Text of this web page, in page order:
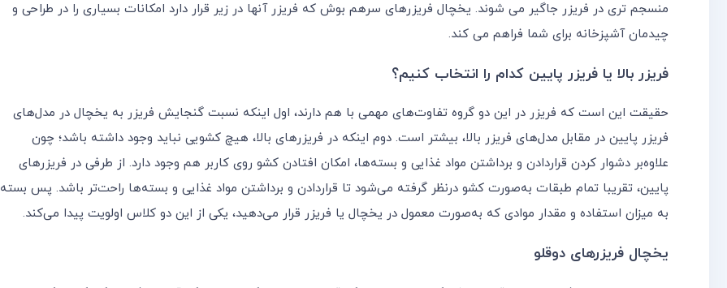
منسجم تری در فریزر جاگیر می شوند. یخچال فریزرهای سرهم بوش که فریزر آنها در زیر قرار دارد امکانات بسیاری را در طراحی و
چیدمان آشپزخانه برای شما فراهم می کند.
فریزر بالا یا فریزر پایین کدام را انتخاب کنیم؟
حقیقت این است که فریزر در این دو گروه تفاوت‌های مهمی با هم دارند، اول اینکه نسبت گنجایش فریزر به یخچال در مدل‌های
فریزر پایین در مقابل مدل‌های فریزر بالا، بیشتر است. دوم اینکه در فریزرهای بالا، هیچ کشویی نباید وجود داشته باشد؛ چون
علاوه‌بر دشوار کردن قراردادن و برداشتن مواد غذایی و بسته‌ها، امکان افتادن کشو روی کاربر هم وجود دارد. از طرفی در فریزرهای
پایین، تقریبا تمام طبقات به‌صورت کشو درنظر گرفته می‌شود تا قراردادن و برداشتن مواد غذایی و بسته‌ها راحت‌تر باشد. پس بسته
به میزان استفاده و مقدار موادی که به‌صورت معمول در یخچال یا فریزر قرار می‌دهید، یکی از این دو کلاس اولویت پیدا می‌کند.
یخچال فریزرهای دوقلو